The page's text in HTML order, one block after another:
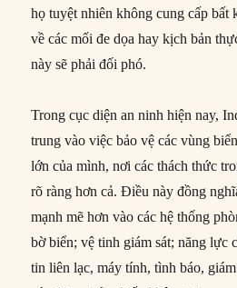
họ tuyệt nhiên không cung cấp bất
về các mối đe dọa hay kịch bản
này sẽ phải đối phó.
Trong cục diện an ninh hiện nay,
trung vào việc bảo vệ các vùng
lớn của mình, nơi các thách thức
rõ ràng hơn cả. Điều này đồng
mạnh mẽ hơn vào các hệ thống
bờ biển; vệ tinh giám sát; năng lực
tin liên lạc, máy tính, tình báo,